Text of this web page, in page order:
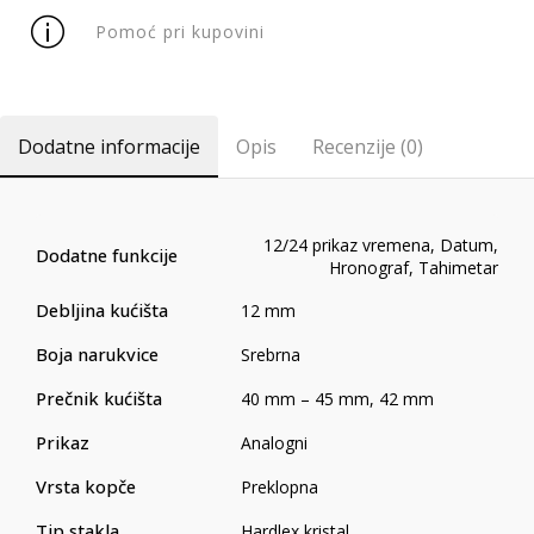
Pomoć pri kupovini
Dodatne informacije Opis Recenzije (0)
Dodatne funkcije 12/24 prikaz vremena, Datum,
Hronograf, Tahimetar
Debljina kućišta 12 mm
Boja narukvice Srebrna
Prečnik kućišta 40 mm – 45 mm, 42 mm
Prikaz Analogni
Vrsta kopče Preklopna